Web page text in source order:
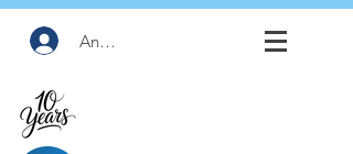
Anmelden